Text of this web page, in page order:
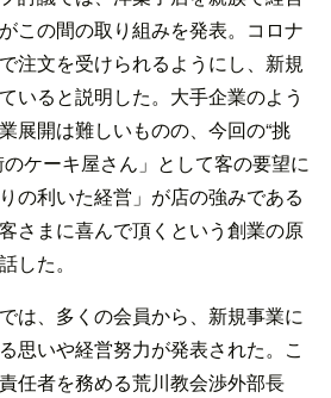
この間の取り組みを発表。コロナ
注文を受けられるようにし、新規
いると説明した。大手企業のよう
展開は難しいものの、今回の“挑
ケーキ屋さん」として客の要望に
の利いた経営」が店の強みである
さまに喜んで頂くという創業の原
した。
は、多くの会員から、新規事業に
思いや経営努力が発表された。こ
任者を務める荒川教会渉外部長